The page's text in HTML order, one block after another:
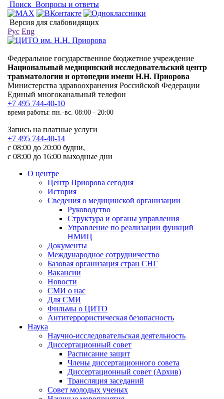
Поиск Вопросы и ответы
Версия для слабовидящих
Рус Eng
Федеральное государственное бюджетное учреждение
Национальный медицинский исследовательский центр
травматологии и ортопедии имени Н.Н. Приорова
Министерства здравоохранения Российской Федерации
Единый многоканальный телефон
+7 495 744-40-10
время работы: пн.-вс. 08:00 - 20:00
Запись на платные услуги
+7 495 744-40-14
с 08:00 до 20:00 будни,
с 08:00 до 16:00 выходные дни
О центре
Центр Приорова сегодня
История
Сведения о медицинской организации
Руководство
Структура и органы управления
Управление по реализации функций
НМИЦ
Документы
Международное сотрудничество
Базовая организация стран СНГ
Вакансии
Новости
СМИ о нас
Для СМИ
Фильмы о ЦИТО
Антитеррористическая безопасность
Наука
Научно-исследовательская деятельность
Диссертационный совет
Расписание защит
Члены диссертационного совета
Диссертационный совет (Архив)
Трансляция заседаний
Совет молодых ученых